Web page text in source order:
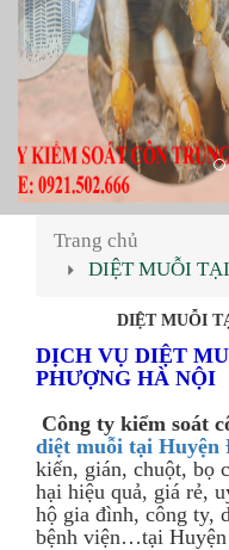
Trang chủ
DIỆT MUỖI
DIỆT MUỖI
DỊCH VỤ DIỆT
PHƯỢNG HÀ NỘI
Công ty kiểm soát
diệt muỗi tại Huyện
kiến, gián, chuột, bọ
hại hiệu quả, giá rẻ,
hộ gia đình, công ty,
bệnh viện…tại